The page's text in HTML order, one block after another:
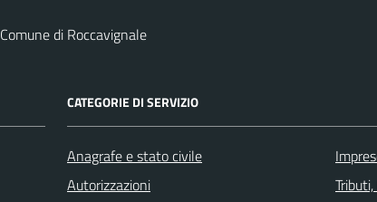
Comune di Roccavignale
CATEGORIE DI SERVIZIO
Anagrafe e stato civile
Autorizzazioni